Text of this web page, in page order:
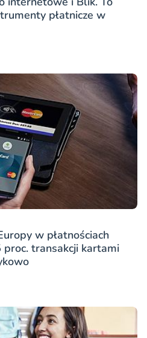
płatnicze w
w płatnościach
proc. transakcji kartami